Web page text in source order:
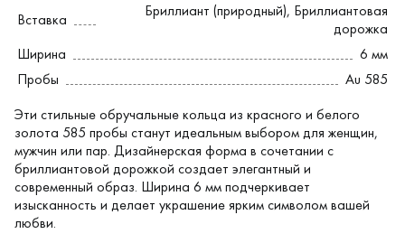
Вставка
Бриллиант (природный), Бриллиантовая
дорожка
Ширина
6 мм
Пробы
Au 585
Эти стильные обручальные кольца из красного и белого
золота 585 пробы станут идеальным выбором для женщин,
мужчин или пар. Дизайнерская форма в сочетании с
бриллиантовой дорожкой создает элегантный и
современный образ. Ширина 6 мм подчеркивает
изысканность и делает украшение ярким символом вашей
любви.